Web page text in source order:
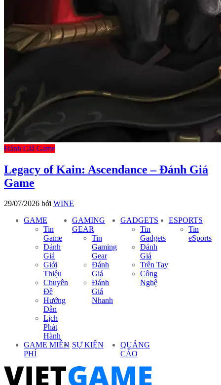
Đánh Giá Game
Legacy of Kain: Ascendance – Đánh Giá
Game
29/07/2026 bởi WINE
GAME
Tin
Game
Đánh
Giá
Giới
Thiệu
Chuyên
Đề
Hướng
Dẫn
Lịch
Phát
Hành
GAMING
GEAR
Tin
Gaming
Gear
Đánh
Giá
Đánh
Giá
Nhanh
GADGETS
Tin
Gadgets
Đánh
Giá
Trên Tay
Công
Nghệ
ESPORTS
Tin
eSports
GAME MIỄN
PHÍ
SỰ KIỆN
QUẢNG
CÁO